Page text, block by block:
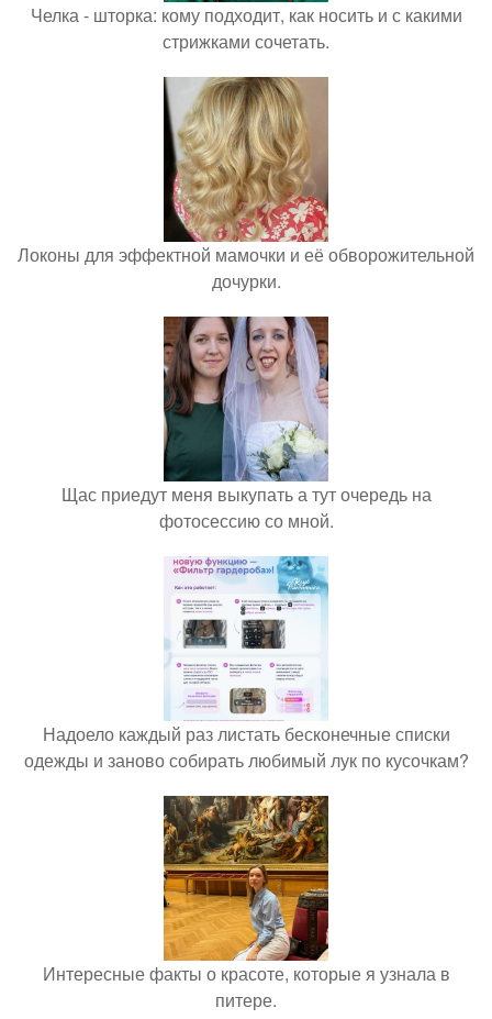
Челка - шторка: кому подходит, как носить и с какими
стрижками сочетать.
Локоны для эффектной мамочки и её обворожительной
дочурки.
Щас приедут меня выкупать а тут очередь на
фотосессию со мной.
Надоело каждый раз листать бесконечные списки
одежды и заново собирать любимый лук по кусочкам?
Интересные факты о красоте, которые я узнала в
питере.